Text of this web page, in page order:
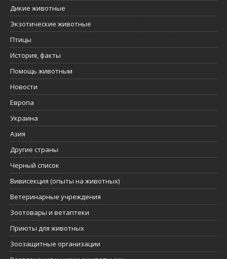
Дикие животные
Экзотические животные
Птицы
История, факты
Помощь животным
Новости
Европа
Украина
Азия
Другие страны
Черный список
Вивисекция (опыты на животных)
Ветеринарные учреждения
Зоотовары и ветаптеки
Приюты для животных
Зоозащитные организации